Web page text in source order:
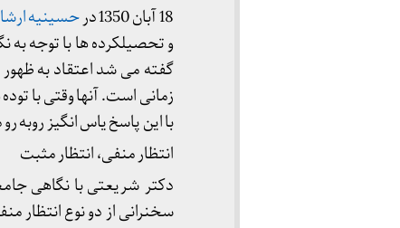
18 آبان 1350 در
حسینیه
و تحصیلکرده ها با توجه به
گفته می شد اعتقاد به
زمانی است. آنها وقتی با
با این پاسخ یاس انگیز
انتظار منفی، انتظار مثبت
دکتر شریعتی با نگاهی
سخنرانی از دو نوع انتظار